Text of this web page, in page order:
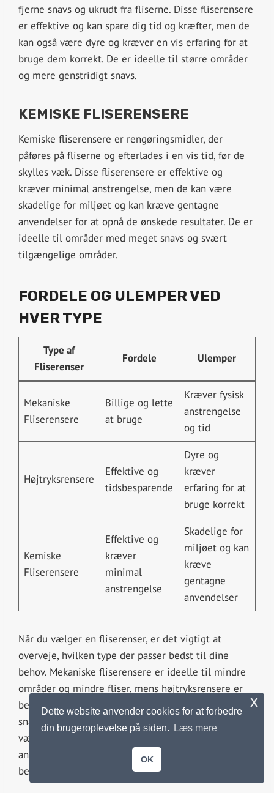
fjerne snavs og ukrudt fra fliserne. Disse fliserensere
er effektive og kan spare dig tid og kræfter, men de
kan også være dyre og kræver en vis erfaring for at
bruge dem korrekt. De er ideelle til større områder
og mere genstridigt snavs.
KEMISKE FLISERENSERE
Kemiske fliserensere er rengøringsmidler, der
påføres på fliserne og efterlades i en vis tid, før de
skylles væk. Disse fliserensere er effektive og
kræver minimal anstrengelse, men de kan være
skadelige for miljøet og kan kræve gentagne
anvendelser for at opnå de ønskede resultater. De er
ideelle til områder med meget snavs og svært
tilgængelige områder.
FORDELE OG ULEMPER VED
HVER TYPE
Type af
Fliserenser
Fordele Ulemper
Mekaniske
Fliserensere
Billige og lette
at bruge
Kræver fysisk
anstrengelse
og tid
Højtryksrensere
Effektive og
tidsbesparende
Dyre og
kræver
erfaring for at
bruge korrekt
Kemiske
Fliserensere
Effektive og
kræver
minimal
anstrengelse
Skadelige for
miljøet og kan
kræve
gentagne
anvendelser
Når du vælger en fliserenser, er det vigtigt at
overveje, hvilken type der passer bedst til dine
behov. Mekaniske fliserensere er ideelle til mindre
områder og mindre fliser, mens højtryksrensere er
bedst egnet til større områder og mere genstridigt
snavs. Kemiske fliserensere er effektive, men kan
være skadelige for miljøet og kræver gentagne
anvendelser. Vælg den type fliserenser, der passer
bedst til dine behov og budget.
Dette website anvender cookies for at forbedre
din brugeroplevelse på siden.
Læs mere
OK
x